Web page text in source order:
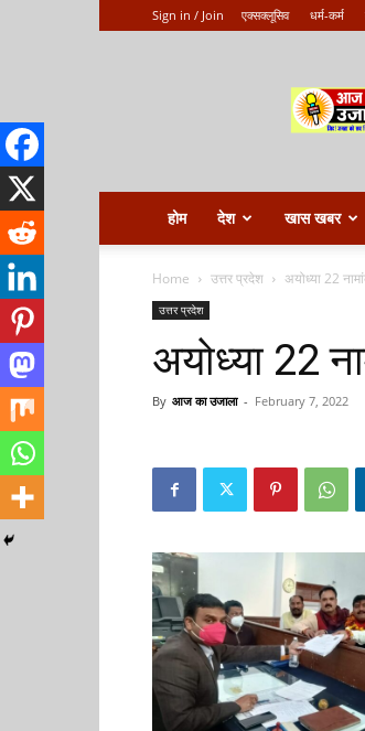
Sign in / Join एक्सक्लूसिव धर्म-कर्म
ka
होम देश खास खबर
Home उत्तर प्रदेश अयोध्या 22
उत्तर प्रदेश
अयोध्या 22
By आज का उजाला - February 7, 2022